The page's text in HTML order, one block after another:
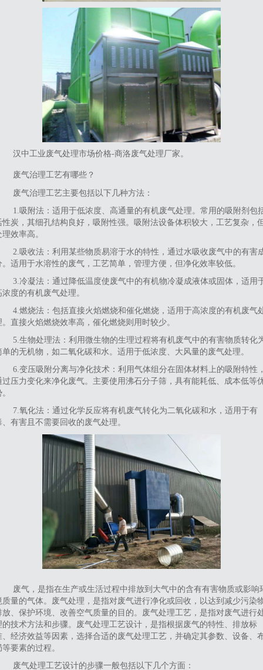
汉中工业废气处理市场价格-商洛废气处理厂家。
废气治理工艺有哪些？
‌废气治理工艺主要包括以下几种方法‌：‌
‌1.吸附法‌：适用于低浓度、高通量的有机废气处理。常用的吸附剂包
性炭，其细孔结构良好，吸附性强。吸附法设备体积较大，工艺复杂，
效率高。
‌2.吸收法‌：利用某些物质易溶于水的特性，通过水吸收废气中的有害
。适用于水溶性的废气，工艺简单，管理方便，但净化效率较低。
‌3.冷凝法‌：通过降低温度使废气中的有机物冷凝成液体或固体，适用
浓度的有机废气处理。
‌4.燃烧法‌：包括直接火焰燃烧和催化燃烧，适用于高浓度的有机废气
。直接火焰燃烧效率高，催化燃烧则用时较少。
‌5.生物处理法‌：利用微生物的生理过程将有机废气中的有害物质转化
单的无机物，如二氧化碳和水。适用于低浓度、大风量的废气处理。
‌6.变压吸附分离与净化技术‌：利用气体组分在固体材料上的吸附特性
过压力变化来净化废气。主要使用沸石分子筛，具有能耗低、成本低等
‌7.氧化法‌：通过化学反应将有机废气转化为二氧化碳和水，适用于有
、有害且不需要回收的废气处理。
废气，是指在生产或生活过程中排放到大气中的含有有害物质或影响
质量的气体。废气处理，是指对废气进行净化或回收，以达到减少污染
放、保护环境、改善空气质量的目的。废气处理工艺，是指对废气进行
的技术方法和步骤。废气处理工艺设计，是指根据废气的特性、排放标
、经济效益等因素，选择合适的废气处理工艺，并确定其参数、设备、
等要素的过程。
废气处理工艺设计的步骤一般包括以下几个方面：